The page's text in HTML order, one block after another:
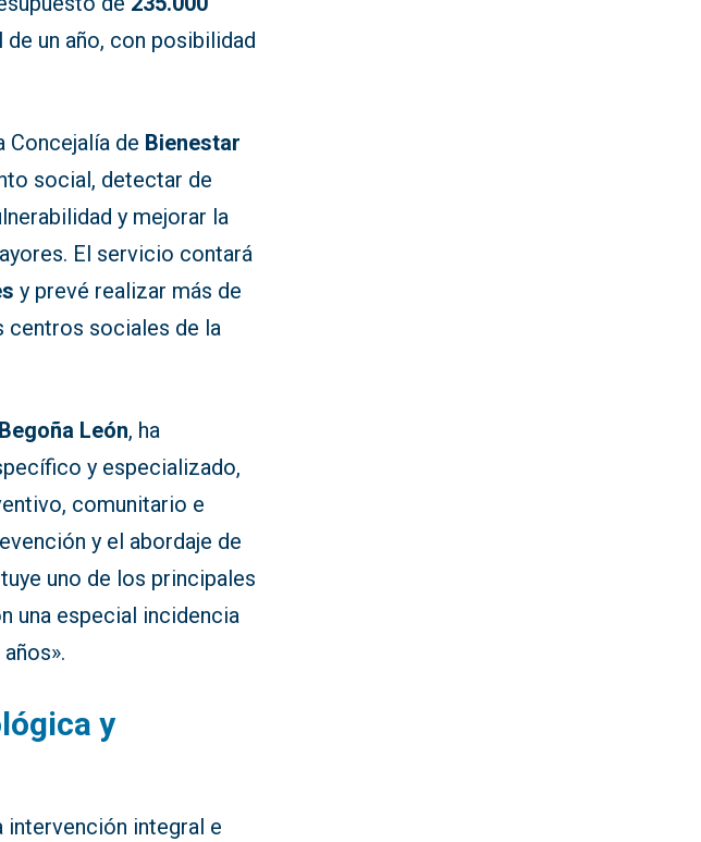
un año, con posibilidad
Concejalía de Bienestar
social, detectar de
y mejorar la
El servicio contará
y prevé realizar más de
centros sociales de la
Begoña León, ha
y especializado,
comunitario e
y el abordaje de
uno de los principales
una especial incidencia
y
intervención integral e